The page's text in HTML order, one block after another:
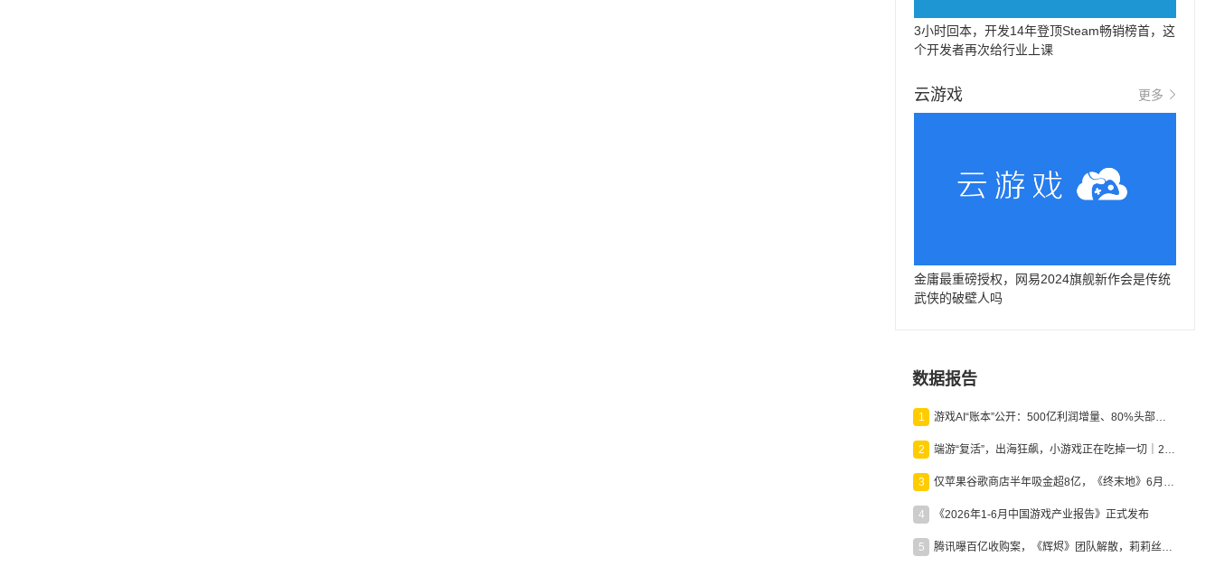
3小时回本，开发14年登顶Steam畅销榜首，这
个开发者再次给行业上课
云游戏 更多
金庸最重磅授权，网易2024旗舰新作会是传统
武侠的破壁人吗
数据报告
1 游戏AI“账本”公开：500亿利润增量、80%头部入局，谁在闷声发财？
2 端游“复活”，出海狂飙，小游戏正在吃掉一切｜2026上半年产业报告
3 仅苹果谷歌商店半年吸金超8亿，《终末地》6月份收入显著回暖
4 《2026年1-6月中国游戏产业报告》正式发布
5 腾讯曝百亿收购案，《辉烬》团队解散，莉莉丝新作曝光｜陀螺周报